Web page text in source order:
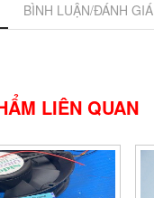
BÌNH LUẬN/ĐÁNH GIÁ
LIÊN QUAN